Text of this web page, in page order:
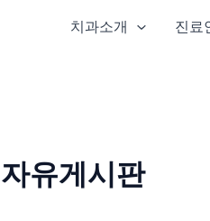
치과소개 진료
자유게시판